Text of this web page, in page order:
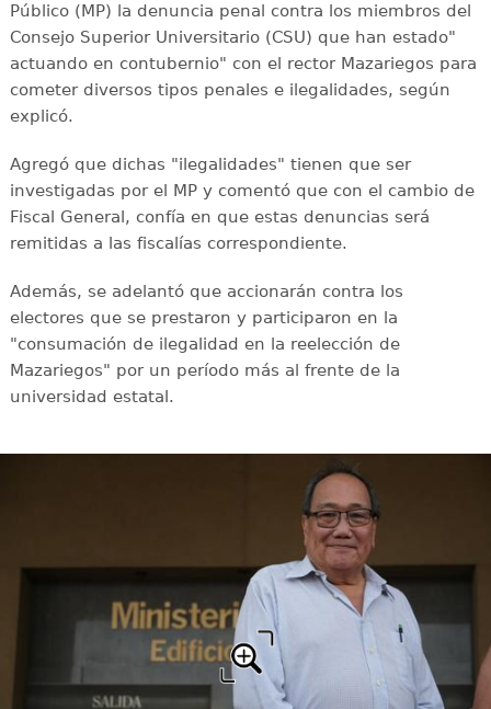
Público (MP) la denuncia penal contra los miembros del
Consejo Superior Universitario (CSU) que han estado"
actuando en contubernio" con el rector Mazariegos para
cometer diversos tipos penales e ilegalidades, según
explicó.
Agregó que dichas "ilegalidades" tienen que ser
investigadas por el MP y comentó que con el cambio de
Fiscal General, confía en que estas denuncias será
remitidas a las fiscalías correspondiente.
Además, se adelantó que accionarán contra los
electores que se prestaron y participaron en la
"consumación de ilegalidad en la reelección de
Mazariegos" por un período más al frente de la
universidad estatal.